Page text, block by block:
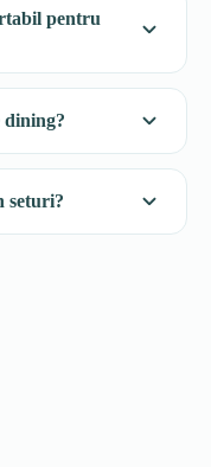
pentru
dining?
seturi?